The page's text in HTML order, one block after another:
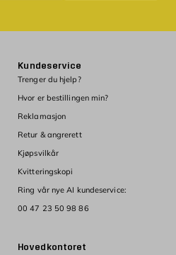
Hovedkontoret
Kundeservice
Trenger du hjelp?
Hvor er bestillingen min?
Reklamasjon
Retur & angrerett
Kjøpsvilkår
Kvitteringskopi
Ring vår nye AI kundeservice:
00 47 23 50 98 86